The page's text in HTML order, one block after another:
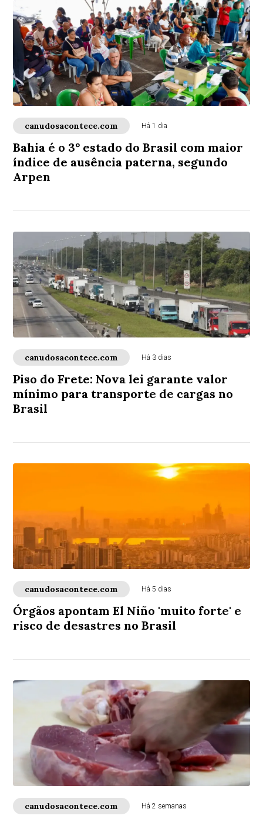
canudosacontece.com Há 1 dia
Bahia é o 3° estado do Brasil com maior
índice de ausência paterna, segundo
Arpen
canudosacontece.com Há 3 dias
Piso do Frete: Nova lei garante valor
mínimo para transporte de cargas no
Brasil
canudosacontece.com Há 5 dias
Órgãos apontam El Niño 'muito forte' e
risco de desastres no Brasil
canudosacontece.com Há 2 semanas